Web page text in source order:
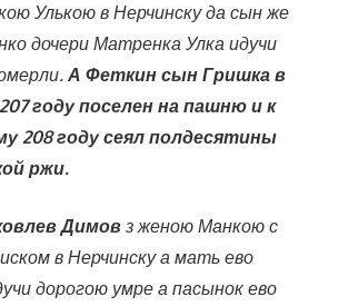
Улькою в Нерчинску да сын же
дочери Матренка Улка идучи
А Феткин сын Гришка в
году поселен на пашню и к
208 году сеял полдесятины
ржи.
Димовз женою Манкою с
в Нерчинску а мать ево
дорогою умре а пасынок ево